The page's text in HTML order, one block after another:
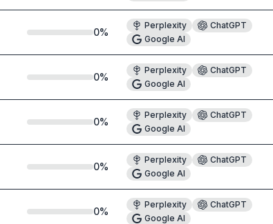
0%
Perplexity
ChatGPT
Google AI
0%
Perplexity
ChatGPT
Google AI
0%
Perplexity
ChatGPT
Google AI
0%
Perplexity
ChatGPT
Google AI
0%
Perplexity
ChatGPT
Google AI